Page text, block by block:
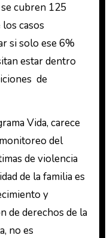
cubren 125
casos
si solo ese 6%
estar dentro
de
Vida, carece
del
de violencia
de la familia es
y
de derechos de la
no es